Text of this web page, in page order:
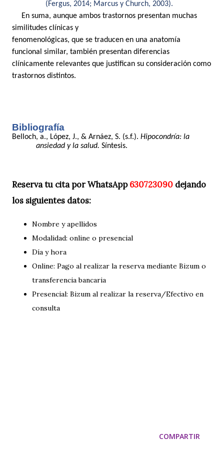
(Fergus, 2014; Marcus y Church, 2003).
En suma, aunque ambos trastornos presentan muchas
similitudes clínicas y
fenomenológicas, que se traducen en una anatomía
funcional similar, también presentan diferencias
clínicamente relevantes que justifican su consideración como
trastornos distintos.
Bibliografía
Belloch, a., López, J., & Arnáez, S. (s.f.). Hipocondría: la
ansiedad y la salud. Síntesis.
Reserva tu cita por WhatsApp 630723090 dejando
los siguientes datos:
Nombre y apellidos
Modalidad: online o presencial
Día y hora
Online: Pago al realizar la reserva mediante Bizum o
transferencia bancaria
Presencial: Bizum al realizar la reserva/Efectivo en
consulta
COMPARTIR